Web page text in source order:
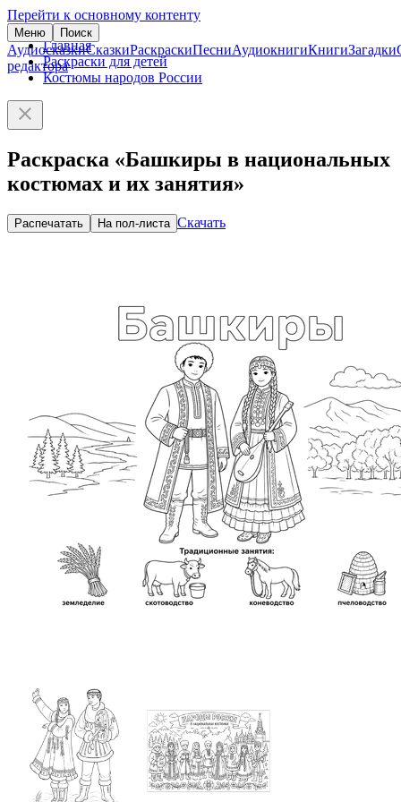
Перейти к основному контенту
Меню Поиск
АудиосказкиСказкиРаскраскиПесниАудиокнигиКнигиЗагадки
редактора
Главная
Раскраски для детей
Костюмы народов России
Раскраска «Башкиры в национальных
костюмах и их занятия»
Распечатать На пол-листа Скачать